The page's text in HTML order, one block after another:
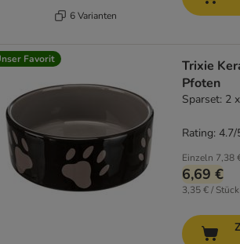
6 Varianten
Favorit
Trixie
Pfoten
Sparset: 2
Einzeln 7,38
6,69 €
3,35 € / Stück
Rating: 4.7/